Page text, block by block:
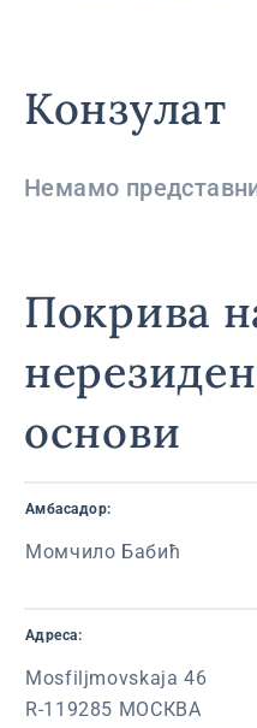
Конзулат
Немамо
Покрива
основи
Амбасадор:
Момчило Бабић
Адреса:
Mosfiljmovskaja 46
R-119285 МОСКВА